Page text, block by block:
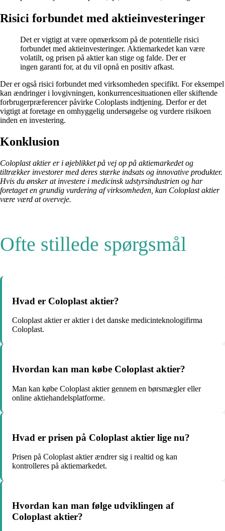
Risici forbundet med aktieinvesteringer
Det er vigtigt at være opmærksom på de potentielle risici
forbundet med aktieinvesteringer. Aktiemarkedet kan være
volatilt, og prisen på aktier kan stige og falde. Der er
ingen garanti for, at du vil opnå en positiv afkast.
Der er også risici forbundet med virksomheden specifikt. For eksempel
kan ændringer i lovgivningen, konkurrencesituationen eller skiftende
forbrugerpræferencer påvirke Coloplasts indtjening. Derfor er det
vigtigt at foretage en omhyggelig undersøgelse og vurdere risikoen
inden en investering.
Konklusion
Coloplast aktier er i øjeblikket på vej op på aktiemarkedet og
tiltrækker investorer med deres stærke indsats og innovative produkter.
Hvis du ønsker at investere i medicinsk udstyrsindustrien og har
foretaget en grundig vurdering af virksomheden, kan Coloplast aktier
være værd at overveje.
Ofte stillede spørgsmål
Hvad er Coloplast aktier?
Coloplast aktier er aktier i det danske medicinteknologifirma
Coloplast.
Hvordan kan man købe Coloplast aktier?
Man kan købe Coloplast aktier gennem en børsmægler eller
online aktiehandelsplatforme.
Hvad er prisen på Coloplast aktier lige nu?
Prisen på Coloplast aktier ændrer sig i realtid og kan
kontrolleres på aktiemarkedet.
Hvordan kan man følge udviklingen af
Coloplast aktier?